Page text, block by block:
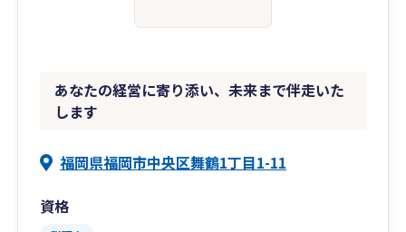
あなたの経営に寄り添い、未来まで伴走いた
します
福岡県福岡市中央区舞鶴1丁目1-11
資格